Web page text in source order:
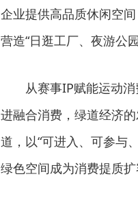
企业提供高品质休闲空
营造“日逛工厂、夜游公
从赛事IP赋能运动
进融合消费，绿道经济
道，以“可进入、可参与
绿色空间成为消费提质